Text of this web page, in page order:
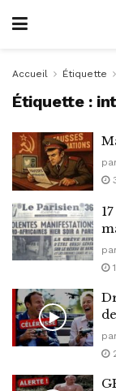
Accueil Étiquette
Étiquette :